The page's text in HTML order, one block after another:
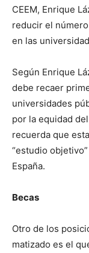
CEEM, Enrique
reducir el
en las
Según Enrique
debe recaer
universidades
por la equidad
recuerda que
“estudio
España.
Becas
Otro de los
matizado es el